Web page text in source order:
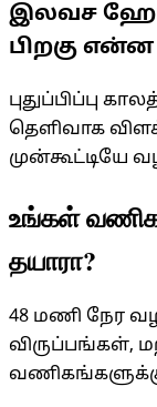
இலவச
பிறகு என்ன
புதுப்பிப்பு
தெளிவாக
முன்கூட்டியே
உங்கள்
தயாரா?
48 மணி நேர
விருப்பங்கள்,